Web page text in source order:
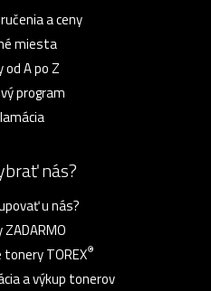
a ceny
miesta
od A po Z
program
nás?
u nás?
ZADARMO
TOREX®
a výkup tonerov